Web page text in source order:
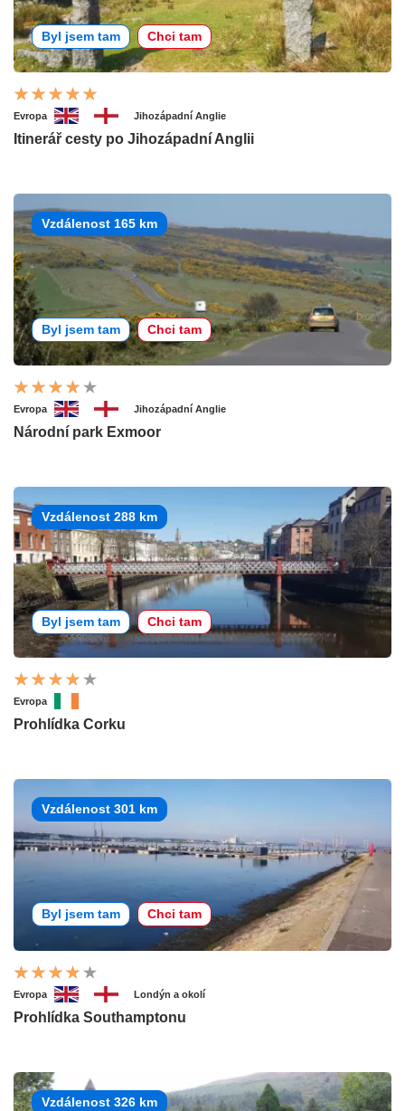
Byl jsem tam Chci tam
Evropa Jihozápadní Anglie
Itinerář cesty po Jihozápadní Anglii
Vzdálenost 165 km
Byl jsem tam Chci tam
Evropa Jihozápadní Anglie
Národní park Exmoor
Vzdálenost 288 km
Byl jsem tam Chci tam
Evropa
Prohlídka Corku
Vzdálenost 301 km
Byl jsem tam Chci tam
Evropa Londýn a okolí
Prohlídka Southamptonu
Vzdálenost 326 km